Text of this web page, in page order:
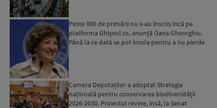
Peste 900 de primării nu s-au înscris încă pe
platforma Ghișeul.ro, anunță Oana Gheorghiu.
Până la ce dată se pot înrola pentru a nu pierde
Camera Deputaților a adoptat Strategia
națională pentru conservarea biodiversității
2026-2030. Proiectul revine, însă, la Senat